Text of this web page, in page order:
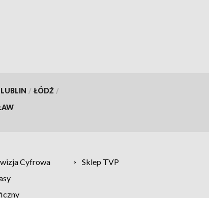
LUBLIN / ŁÓDŹ /
Cyfrowa
Sklep TVP